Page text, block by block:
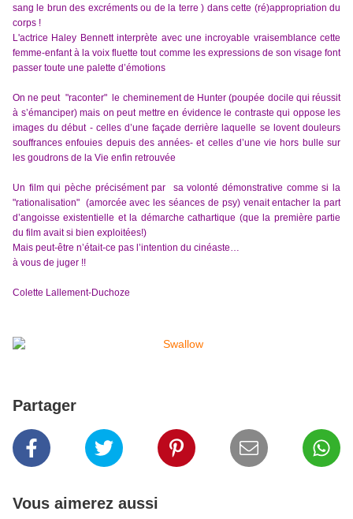
sang le brun des excréments ou de la terre ) dans cette (ré)appropriation du
corps !
L'actrice Haley Bennett interprète avec une incroyable vraisemblance cette
femme-enfant à la voix fluette tout comme les expressions de son visage font
passer toute une palette d’émotions
On ne peut "raconter" le cheminement de Hunter (poupée docile qui réussit
à s’émanciper) mais on peut mettre en évidence le contraste qui oppose les
images du début - celles d’une façade derrière laquelle se lovent douleurs
souffrances enfouies depuis des années- et celles d’une vie hors bulle sur
les goudrons de la Vie enfin retrouvée
Un film qui pèche précisément par sa volonté démonstrative comme si la
"rationalisation" (amorcée avec les séances de psy) venait entacher la part
d’angoisse existentielle et la démarche cathartique (que la première partie
du film avait si bien exploitées!)
Mais peut-être n’était-ce pas l’intention du cinéaste…
à vous de juger !!
Colette Lallement-Duchoze
Partager
Vous aimerez aussi